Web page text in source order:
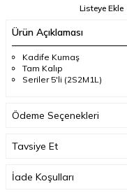
Listeye Ekle
Ürün Açıklaması
Kadife Kumaş
Tam Kalıp
Seriler 5'li (2S2M1L)
Ödeme Seçenekleri
Tavsiye Et
İade Koşulları